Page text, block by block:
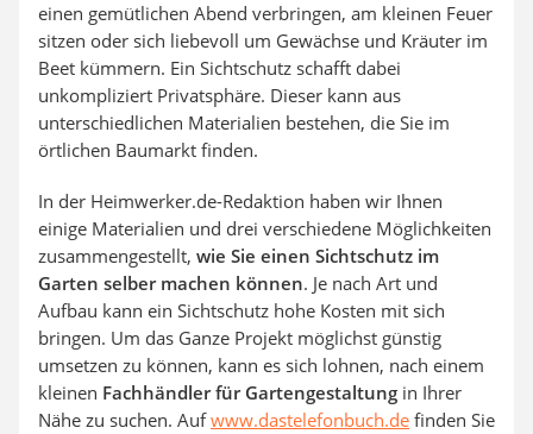
einen gemütlichen Abend verbringen, am kleinen Feuer
sitzen oder sich liebevoll um Gewächse und Kräuter im
Beet kümmern. Ein Sichtschutz schafft dabei
unkompliziert Privatsphäre. Dieser kann aus
unterschiedlichen Materialien bestehen, die Sie im
örtlichen Baumarkt finden.
In der Heimwerker.de-Redaktion haben wir Ihnen
einige Materialien und drei verschiedene Möglichkeiten
zusammengestellt, wie Sie einen Sichtschutz im
Garten selber machen können. Je nach Art und
Aufbau kann ein Sichtschutz hohe Kosten mit sich
bringen. Um das Ganze Projekt möglichst günstig
umsetzen zu können, kann es sich lohnen, nach einem
kleinen Fachhändler für Gartengestaltung in Ihrer
Nähe zu suchen. Aufwww.dastelefonbuch.de finden Sie